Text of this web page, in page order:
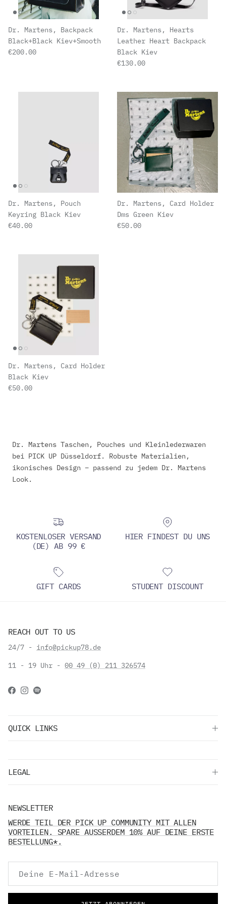
Dr. Martens, Backpack
Black+Black Kiev+Smooth
Normaler Preis
€200.00
Dr. Martens, Hearts
Leather Heart Backpack
Black Kiev
Normaler Preis
€130.00
Dr. Martens, Pouch
Keyring Black Kiev
Normaler Preis
€40.00
Dr. Martens, Card Holder
Dms Green Kiev
Normaler Preis
€50.00
Dr. Martens, Card Holder
Black Kiev
Normaler Preis
€50.00
Dr. Martens Taschen, Pouches und Kleinlederwaren
bei PICK UP Düsseldorf. Robuste Materialien,
ikonisches Design – passend zu jedem Dr. Martens
Look.
KOSTENLOSER VERSAND
(DE) AB 99 €
HIER FINDEST DU UNS
GIFT CARDS STUDENT DISCOUNT
REACH OUT TO US
24/7 - info@pickup78.de
11 - 19 Uhr - 00 49 (0) 211 326574
Facebook
Instagram
Spotify
QUICK LINKS
LEGAL
NEWSLETTER
WERDE TEIL DER PICK UP COMMUNITY MIT ALLEN
VORTEILEN. SPARE AUSSERDEM 10% AUF DEINE ERSTE
BESTELLUNG*.